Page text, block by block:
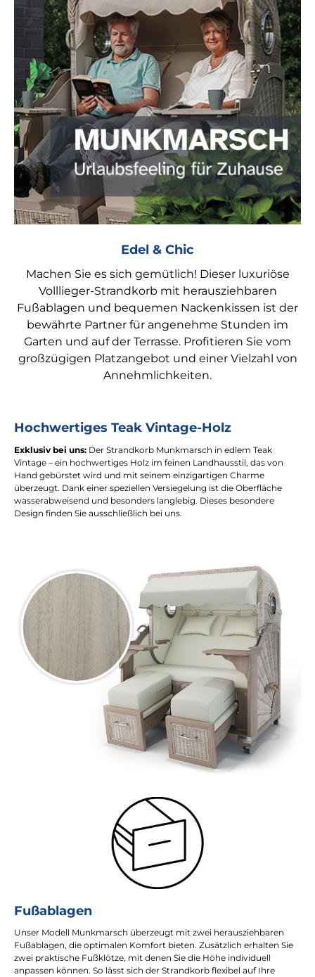
Edel & Chic
Machen Sie es sich gemütlich! Dieser luxuriöse
Volllieger-Strandkorb mit herausziehbaren
Fußablagen und bequemen Nackenkissen ist der
bewährte Partner für angenehme Stunden im
Garten und auf der Terrasse. Profitieren Sie vom
großzügigen Platzangebot und einer Vielzahl von
Annehmlichkeiten.
Hochwertiges Teak Vintage-Holz
Exklusiv bei uns: Der Strandkorb Munkmarsch in edlem Teak
Vintage – ein hochwertiges Holz im feinen Landhausstil, das von
Hand gebürstet wird und mit seinem einzigartigen Charme
überzeugt. Dank einer speziellen Versiegelung ist die Oberfläche
wasserabweisend und besonders langlebig. Dieses besondere
Design finden Sie ausschließlich bei uns.
Fußablagen
Unser Modell Munkmarsch überzeugt mit zwei herausziehbaren
Fußablagen, die optimalen Komfort bieten. Zusätzlich erhalten Sie
zwei praktische Fußklötze, mit denen Sie die Höhe individuell
anpassen können. So lässt sich der Strandkorb flexibel auf Ihre